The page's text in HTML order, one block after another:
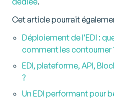
Cet article pourrait
Déploiement de l’EDI :
comment les contourner
EDI, plateforme, API,
?
Un EDI performant pour